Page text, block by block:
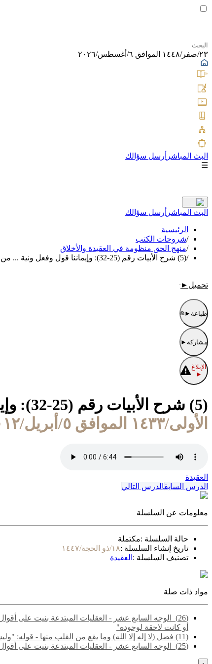
٢٣/صفر/١٤٤٨ الموافق ٦/أغسطس/٢٠٢٦
البث المباشر أرسل سؤالك
☰
البث المباشر أرسل سؤالك
الرئيسية
/شروحات الكتب
/منهج الحق منظومة في العقيدة والأخلاق
/(5) شرح الأبيات رقم (25-32): وإيماننا قول وفعل ونية ... من الخير والطاعات فيها نقيد..
تحميل ►
طباعة ►
مشاركة ►
الإبلاغ
►
(5) شرح الأبيات رقم (25-32): وإيماننا قول وفعل ونية ... من الخير والطاعات فيها نقيد..
الأولى/١٤٣٣ الموافق ٥/أبريل/٢٠١٢
العقيدة
الدرس السابقالدرس التالي
معلومات عن السلسلة
حالة السلسلة :مكتملة
تاريخ إنشاء السلسلة :١٨/ذو الحجة/١٤٤٧
تصنيف السلسلة : العقيدة
مواد ذات صلة
(26) ‌‌ الوجه السابع عشر - العقليات المبتدعة بنيت على
أو كانت لاحقة لوجوده"
(11) فضل (لا إله إلا الله) وما يقع من القلب منها - قوله: "وليس التوحيد مجرد إقرار العبد بأنه لا خالق إلا الله.."
(25) ‌‌ الوجه السابع عشر - العقليات المبتدعة بنيت على أقوال مشتبهة مجملة تشتمل على حق وباطل - قوله: "والمقصود هنا الفرق بين ما لا يتم الوجوب إلا به، وما لا يتم الواجب إلا به"